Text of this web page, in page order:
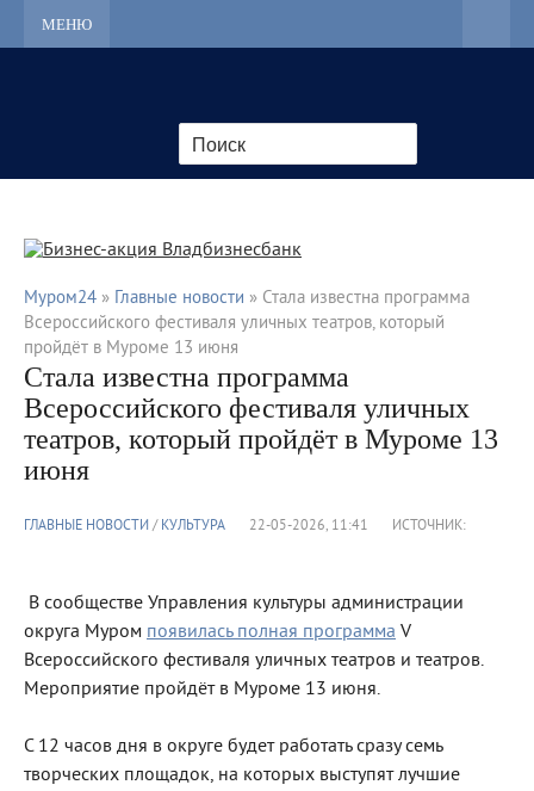
МЕНЮ
Муром24 » Главные новости » Стала известна программа
Всероссийского фестиваля уличных театров, который
пройдёт в Муроме 13 июня
Стала известна программа
Всероссийского фестиваля уличных
театров, который пройдёт в Муроме 13
июня
ГЛАВНЫЕ НОВОСТИ/ КУЛЬТУРА 22-05-2026, 11:41 ИСТОЧНИК:
В сообществе Управления культуры администрации
округа Муром появилась полная программа V
Всероссийского фестиваля уличных театров и театров.
Мероприятие пройдёт в Муроме 13 июня.
С 12 часов дня в округе будет работать сразу семь
творческих площадок, на которых выступят лучшие